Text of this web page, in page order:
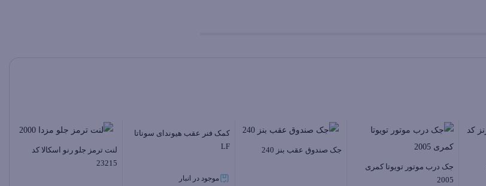
جک درب موتور تویوتا کمری
2005
جک صندوق عقب بنز 240
کمک فنر عقب هیوندای سوناتا
LF
موجود در انبار
لنت ترمز جلو رنو اسکالا کد
23215